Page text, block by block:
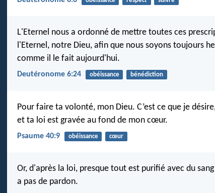
L'Eternel nous a ordonné de mettre toutes ces
l'Eternel, notre Dieu, afin que nous soyons toujours
comme il le fait aujourd'hui.
Deutéronome 6:24 obéissance bénédiction
Pour faire ta volonté, mon Dieu. C’est ce que je
et ta loi est gravée au fond de mon cœur.
Psaume 40:9 obéissance cœur
Or, d'après la loi, presque tout est purifié avec du sang
a pas de pardon.